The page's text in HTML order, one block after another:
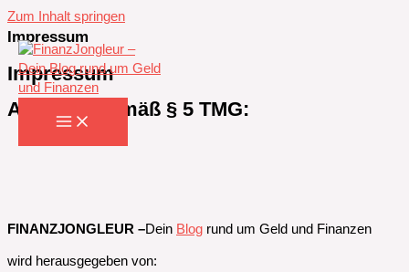
Zum Inhalt springen
Impressum
Impressum
Angaben gemäß § 5 TMG:
FINANZJONGLEUR –Dein Blog rund um Geld und Finanzen
wird herausgegeben von: